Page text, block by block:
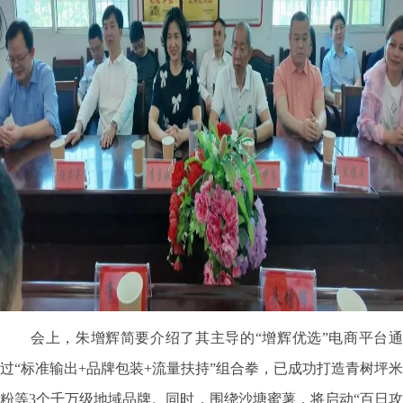
会上，朱增辉简要介绍了其主导的“增辉优选”电商平台通
过“标准输出+品牌包装+流量扶持”组合拳，已成功打造青树坪米
粉等3个千万级地域品牌。同时，围绕沙塘蜜薯，将启动“百日攻